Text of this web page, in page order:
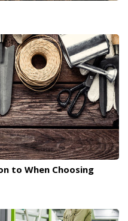
to When Choosing